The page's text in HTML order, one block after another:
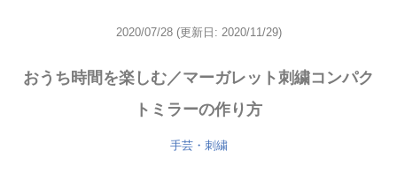
2020/07/28 (更新日: 2020/11/29)
おうち時間を楽しむ／マーガレット刺繍コンパク
トミラーの作り方
手芸・刺繍